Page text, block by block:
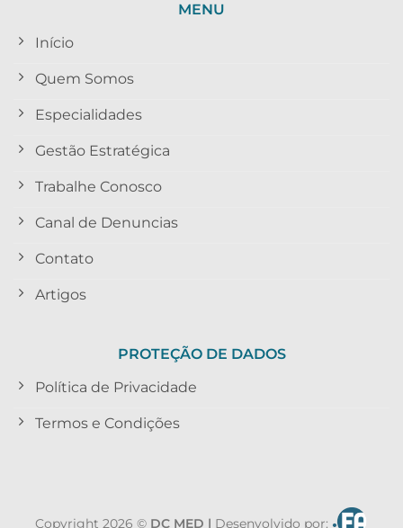
MENU
Início
Quem Somos
Especialidades
Gestão Estratégica
Trabalhe Conosco
Canal de Denuncias
Contato
Artigos
PROTEÇÃO DE DADOS
Política de Privacidade
Termos e Condições
Copyright 2026 © DC MED | Desenvolvido por: